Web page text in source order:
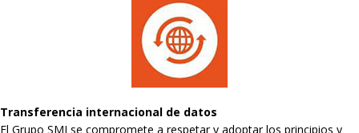
Transferencia internacional de datos
El Grupo SMI se compromete a respetar y adoptar los principios y